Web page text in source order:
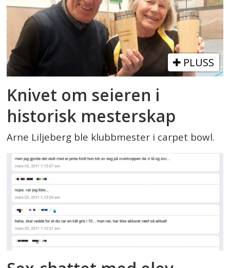
PLUSS
Knivet om seieren i
historisk mesterskap
Arne Liljeberg ble klubbmester i carpet bowl.